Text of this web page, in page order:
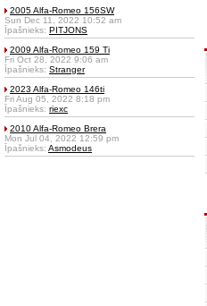
2005 Alfa-Romeo 156SW
Sun Dec 11, 2022 10:52 am
Īpašnieks: PITJONS
2009 Alfa-Romeo 159 Ti
Fri Oct 28, 2022 9:06 am
Īpašnieks: Stranger
2023 Alfa-Romeo 146ti
Fri Aug 05, 2022 8:18 pm
Īpašnieks: riexc
2010 Alfa-Romeo Brera
Mon Jul 04, 2022 12:59 pm
Īpašnieks: Asmodeus